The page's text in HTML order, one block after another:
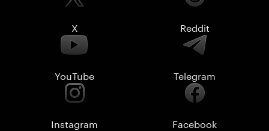
X Reddit
YouTube Telegram
Instagram Facebook